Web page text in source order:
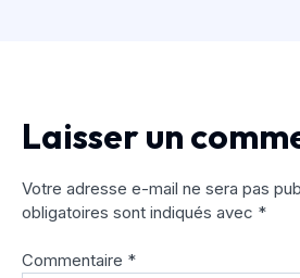
Laisser un
Votre adresse e-mail ne sera pas
obligatoires sont indiqués avec *
Commentaire *